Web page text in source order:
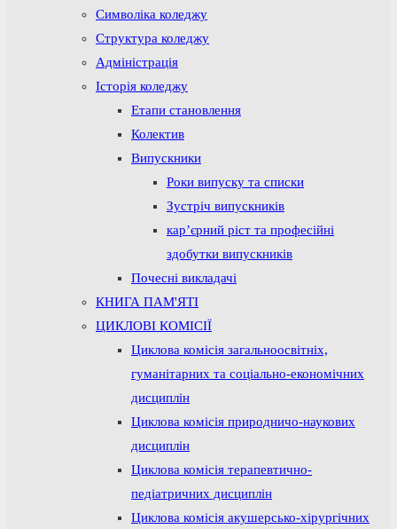
Символіка коледжу
Структура коледжу
Адміністрація
Історія коледжу
Етапи становлення
Колектив
Випускники
Роки випуску та списки
Зустріч випускників
кар’єрний ріст та професійні
здобутки випускників
Почесні викладачі
КНИГА ПАМ'ЯТІ
ЦИКЛОВІ КОМІСІЇ
Циклова комісія загальноосвітніх,
гуманітарних та соціально-економічних
дисциплін
Циклова комісія природничо-наукових
дисциплін
Циклова комісія терапевтично-
педіатричних дисциплін
Циклова комісія акушерсько-хірургічних